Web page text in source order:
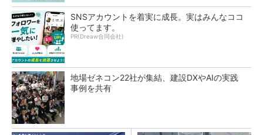
SNSアカウントを着実に成長。実はみんなココ
使ってます。
PR(Dreaw合同会社)
地場ゼネコン22社が集結、建設DXやAIの実践
事例を共有